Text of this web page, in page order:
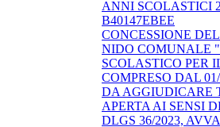
ANNI SCOLASTICI
B40147EBEE
CONCESSIONE
NIDO COMUNALE
SCOLASTICO PER
COMPRESO DAL
DA AGGIUDICARE
APERTA AI SENSI
DLGS 36/2023,